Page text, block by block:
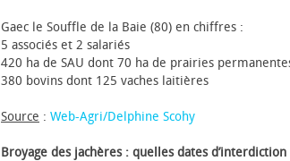
Gaec le Souffle de la Baie (80) en chiffres :
5 associés et 2 salariés
420 ha de SAU dont 70 ha de prairies
380 bovins dont 125 vaches laitières
Source : Web-Agri/Delphine Scohy
Broyage des jachères : quelles dates d’interdiction